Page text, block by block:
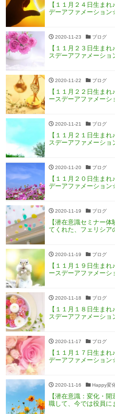
【１１月２４日生ま
デーアファメーショ
2020-11-23 ブログ
【１１月２３日生ま
スデーアファメーシ
2020-11-22 ブログ
【１１月２２日生ま
ースデーアファメー
2020-11-21 ブログ
【１１月２１日生ま
スデーアファメーシ
2020-11-20 ブログ
【１１月２０日生ま
デーアファメーショ
2020-11-19 ブログ
【潜在意識セミナー
てくれた、フェリシア
2020-11-19 ブログ
【１１月１９日生ま
ースデーアファメー
2020-11-18 ブログ
【１１月１８日生ま
スデーアファメーシ
2020-11-17 ブログ
【１１月１７日生ま
デーアファメーショ
2020-11-16 Happy変
【潜在意識：変化・
職して、今では役員に